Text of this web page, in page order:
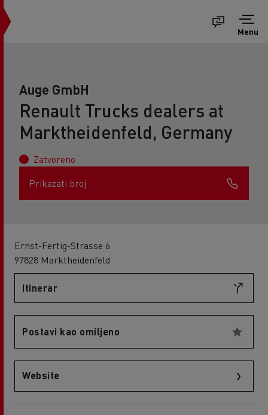
Menu
Auge GmbH
Renault Trucks dealers at
Marktheidenfeld, Germany
Zatvoreno
Prikazati broj
Ernst-Fertig-Strasse 6
97828 Marktheidenfeld
Itinerar
Postavi kao omiljeno
Website